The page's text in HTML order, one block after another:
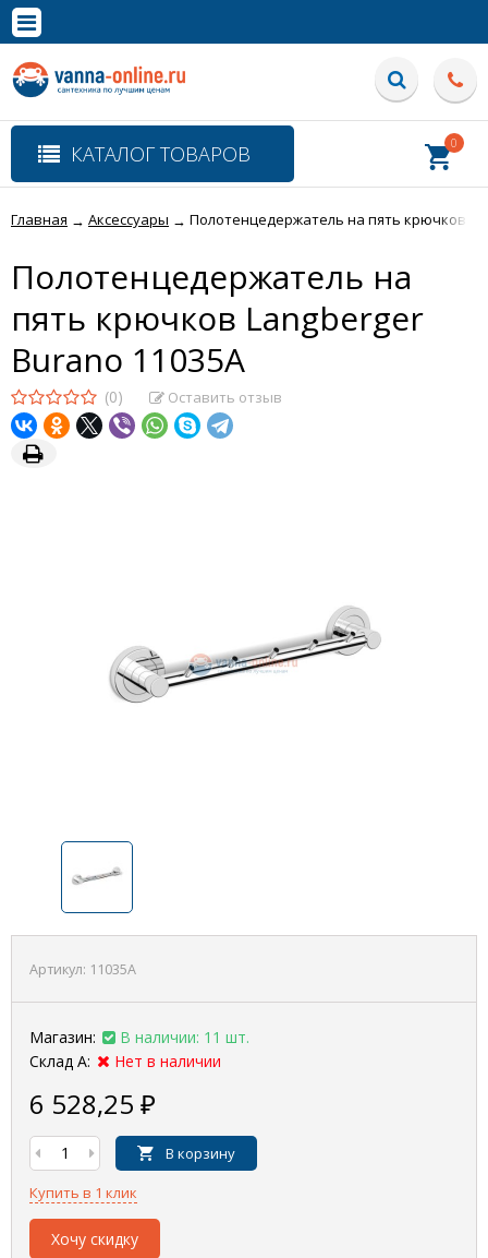
Полная версия сайта
КАТАЛОГ ТОВАРОВ 0
Главная → Аксессуары → Полотенцедержатель на пять крючков
Полотенцедержатель на
пять крючков Langberger
Burano 11035A
(0) Оставить отзыв
Артикул: 11035A
Магазин:
В наличии: 11 шт.
Склад А:
Нет в наличии
6 528,25 ₽
В корзину
Купить в 1 клик
Хочу скидку